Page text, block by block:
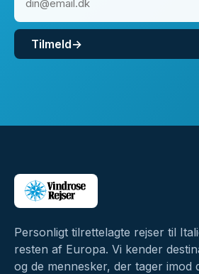
Tilmeld→
Personligt tilrettelagte rejser til
resten af Europa. Vi kender
og de mennesker, der tager imod